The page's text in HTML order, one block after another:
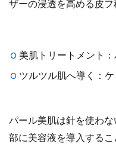
ザーの浸透を高める皮フ
美肌トリートメント
ツルツル肌へ導く：
パール美肌は針を使わ
部に美容液を導入する